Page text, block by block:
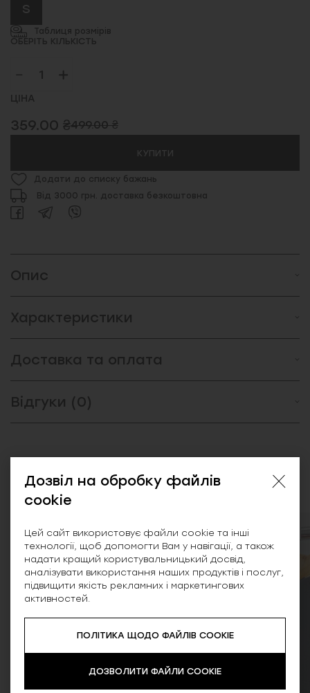
S
Таблиця розмірів
ОБЕРІТЬ КІЛЬКІСТЬ
ЦІНА
359.00 ₴499.00 ₴
КУПИТИ
Додати до списку бажань
Від 3000 грн. доставка безкоштовна
Опис
Характеристики
Доставка та оплата
Відгуки (0)
Схожі товари
SALE
Дозвіл на обробку файлів
cookie
Цей сайт використовує файли cookie та інші
технології, щоб допомогти Вам у навігації, а також
надати кращий користувальницький досвід,
аналізувати використання наших продуктів і послуг,
підвищити якість рекламних і маркетингових
активностей.
ПОЛІТИКА ЩОДО ФАЙЛІВ COOKIE
ДОЗВОЛИТИ ФАЙЛИ COOKIE